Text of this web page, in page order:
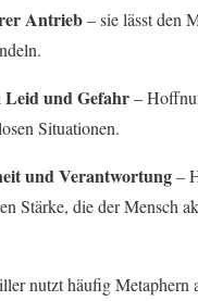
Antrieb– sie lässt den
und Gefahr–
Situationen.
und Verantwortung–
Stärke, die der Mensch
nutzt häufig Metaphern